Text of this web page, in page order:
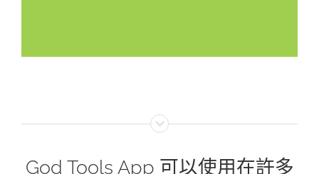
God Tools App 可以使用在許多